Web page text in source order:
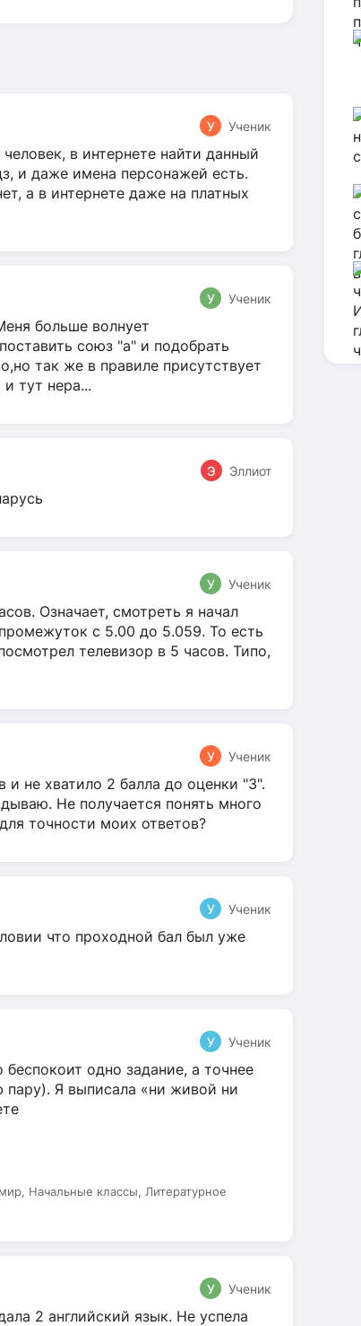
У Ученик
в интернете найти данный
и даже имена персонажей есть.
а в интернете даже на платных
У Ученик
больше волнует
союз "а" и подобрать
так же в правиле присутствует
тут нера...
Э Эллиот
У Ученик
Означает, смотреть я начал
с 5.00 до 5.059. То есть
телевизор в 5 часов. Типо,
У Ученик
и не хватило 2 балла до оценки "3".
Не получается понять много
точности моих ответов?
У Ученик
что проходной бал был уже
У Ученик
одно задание, а точнее
Я выписала «ни живой ни
Начальные классы, Литературное
У Ученик
2 английский язык. Не успела